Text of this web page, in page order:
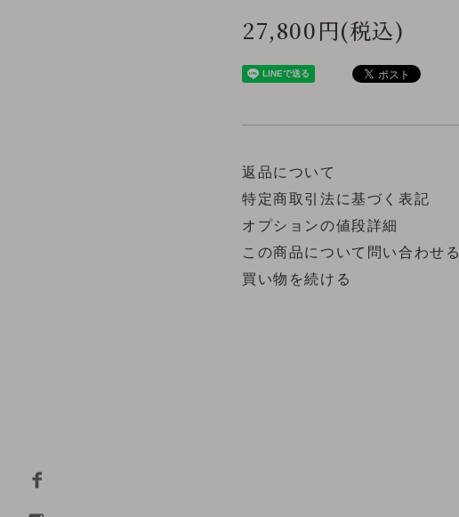
27,800円(税込)
返品について
特定商取引法に基づく表記
オプションの値段詳細
この商品について問い合わせる
買い物を続ける